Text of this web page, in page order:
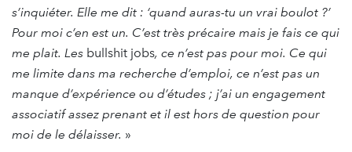
s’inquiéter. Elle me dit : ‘quand auras-tu un vrai boulot ?’
Pour moi c’en est un. C’est très précaire mais je fais ce qui
me plait. Les bullshit jobs, ce n’est pas pour moi. Ce qui
me limite dans ma recherche d’emploi, ce n’est pas un
manque d’expérience ou d’études ; j’ai un engagement
associatif assez prenant et il est hors de question pour
moi de le délaisser. »